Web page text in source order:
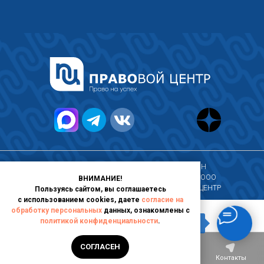
Услуги Контакты
Написать в чат
конфиденциальности
г. Москва, ИНН
9717102080, ООО
"ПРАВОВОЙ ЦЕНТР
ВНИМАНИЕ!
Пользуясь сайтом, вы соглашаетесь
с использованием cookies, даете согласие на
обработку персональныхданных, ознакомлены с
политикой конфиденциальности.
СОГЛАСЕН